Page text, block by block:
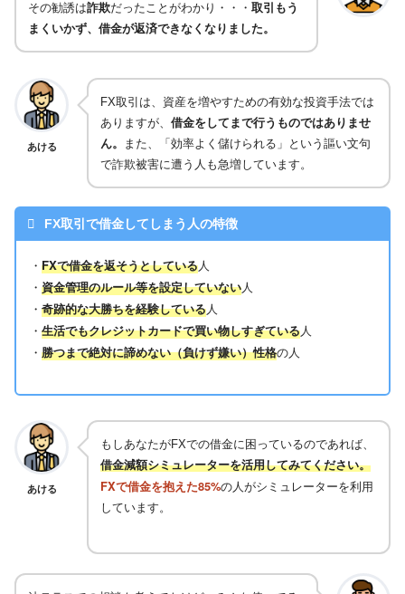
その勧誘は詐欺だったことがわかり・・・ 取引もう
まくいかず、借金が返済できなくなりました。
あける
FX取引は、資産を増やすための有効な投資手法では
ありますが、 借金をしてまで行うものではありませ
ん。
また、「効率よく儲けられる」という謳い文句
で詐欺被害に遭う人も急増しています。
FX取引で借金してしまう人の特徴
・ FXで借金を返そうとしている人
・ 資金管理のルール等を設定していない人
・ 奇跡的な大勝ちを経験している人
・ 生活でもクレジットカードで買い物しすぎている人
・ 勝つまで絶対に諦めない（負けず嫌い）性格の人
あける
もしあなたがFXでの借金に困っているのであれば、
借金減額シミュレーターを活用してみてください。
FXで借金を抱えた85%の人がシミュレーターを利用
しています。